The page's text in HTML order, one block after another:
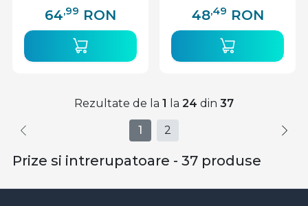
64,99 RON 48,49 RON
Rezultate de la 1 la 24 din 37
1 2
Prize si intrerupatoare - 37 produse